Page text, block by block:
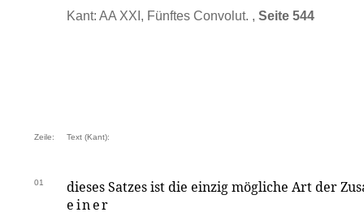
Kant: AA XXI, Fünftes Convolut. , Seite 544
Zeile: Text (Kant):
01
dieses Satzes ist die einzig mögliche Art der
einer